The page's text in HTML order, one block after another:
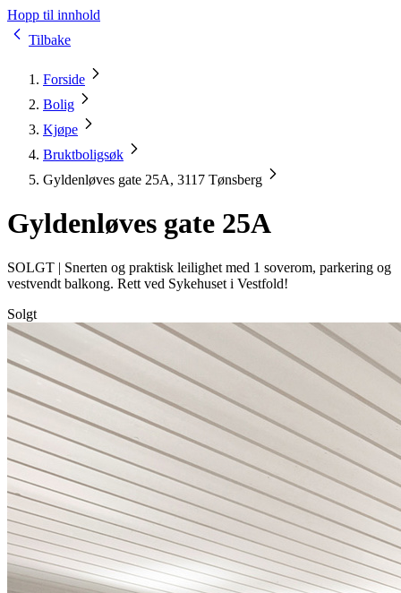
Hopp til innhold
Tilbake
Forside
Bolig
Kjøpe
Bruktboligsøk
Gyldenløves gate 25A, 3117 Tønsberg
Gyldenløves gate 25A
SOLGT | Snerten og praktisk leilighet med 1 soverom, parkering og
vestvendt balkong. Rett ved Sykehuset i Vestfold!
Solgt